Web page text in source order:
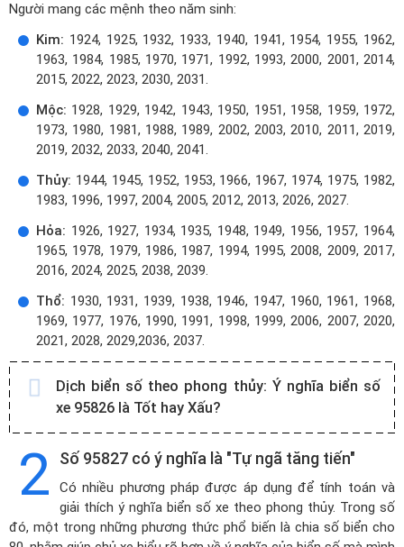
Người mang các mệnh theo năm sinh:
Kim: 1924, 1925, 1932, 1933, 1940, 1941, 1954, 1955, 1962,
1963, 1984, 1985, 1970, 1971, 1992, 1993, 2000, 2001, 2014,
2015, 2022, 2023, 2030, 2031.
Mộc: 1928, 1929, 1942, 1943, 1950, 1951, 1958, 1959, 1972,
1973, 1980, 1981, 1988, 1989, 2002, 2003, 2010, 2011, 2019,
2019, 2032, 2033, 2040, 2041.
Thủy: 1944, 1945, 1952, 1953, 1966, 1967, 1974, 1975, 1982,
1983, 1996, 1997, 2004, 2005, 2012, 2013, 2026, 2027.
Hỏa: 1926, 1927, 1934, 1935, 1948, 1949, 1956, 1957, 1964,
1965, 1978, 1979, 1986, 1987, 1994, 1995, 2008, 2009, 2017,
2016, 2024, 2025, 2038, 2039.
Thổ: 1930, 1931, 1939, 1938, 1946, 1947, 1960, 1961, 1968,
1969, 1977, 1976, 1990, 1991, 1998, 1999, 2006, 2007, 2020,
2021, 2028, 2029,2036, 2037.
Dịch biển số theo phong thủy: Ý nghĩa biển số
xe 95826 là Tốt hay Xấu?
2 Số 95827 có ý nghĩa là "Tự ngã tăng tiến"
Có nhiều phương pháp được áp dụng để tính toán và
giải thích ý nghĩa biển số xe theo phong thủy. Trong số
đó, một trong những phương thức phổ biến là chia số biển cho